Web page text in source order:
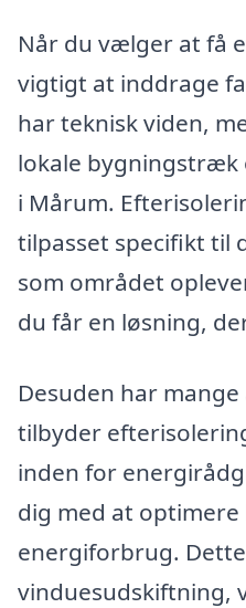
Når du vælger at få
vigtigt at inddrage
har teknisk viden,
lokale bygningstræk
i Mårum.
tilpasset specifikt til
som området
du får en løsning,
Desuden har
tilbyder
inden for
dig med at optimere
energiforbrug.
vinduesudskiftning,